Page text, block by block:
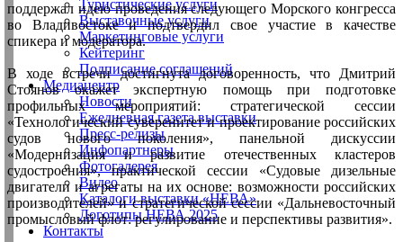
Туристические услуги
Выставочные услуги
Маркетинговые услуги
Кейтеринг
Подписание соглашений
Медиацентр
Новости
Ежедневная газета выставки
Пресс-релизы
Инфопартнеры
Фотогалерея
Видео
Каталоги выставки «НЕВА»
Логотипы НЕВА 2025
Контакты
поддержал идею проведения следующего Морского конгресса
во Владивостоке и подтвердил свое участие в качестве
спикера и модератора.
В ходе встречи достигнута договоренность, что Дмитрий
Стоянов окажет экспертную помощь при подготовке
профильных мероприятий: стратегической сессии
«Технологический суверенитет и проектирование российских
судов нового поколения», панельной дискуссии
«Модернизация и развитие отечественных кластеров
судостроения», практической сессии «Судовые дизельные
двигатели и агрегаты на их основе: возможности российских
производителей» и стратегической сессии «Дальневосточный
промысловый флот: регулирование и перспективы развития».